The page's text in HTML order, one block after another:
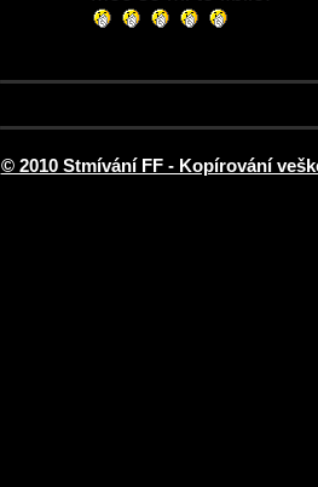
© 2010 Stmívání FF - Kopírování